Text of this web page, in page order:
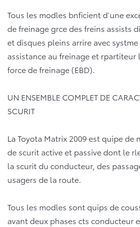
Tous les modles bnficient d’une
de freinage grce des freins assists
et disques pleins arrire avec systme
assistance au freinage et
force de freinage (EBD).
UN ENSEMBLE COMPLET DE
SCURIT
La Toyota Matrix 2009 est quipe de
de scurit active et passive dont le
la scurit du conducteur, des
usagers de la route.
Tous les modles sont quips de
avant deux phases cts conducteur